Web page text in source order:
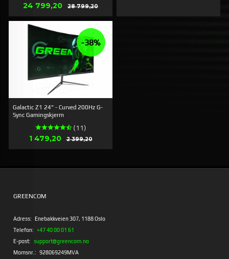
Erbjudande
24 799,20 28 799,20Rabatt
Galactic Z1 24" - Curved 200Hz G-
Sync Gamingskjerm
(11)
Erbjudande
1 479,20 2 399,20Rabatt
-38%
GREENCOM
Adress: Enebakkveien 307, 1188 Oslo
Telefon: +47 40 00 01 61
E-post: support@greencom.no
Momsnr.: 928069249MVA